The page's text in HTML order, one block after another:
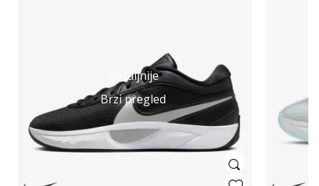
Detaljnije
Brzi pregled